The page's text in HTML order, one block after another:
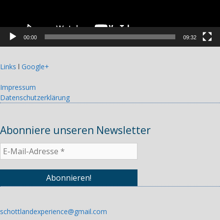
00:00 09:32
Links l Google+
Impressum
Datenschutzerklärung
Abonniere unseren Newsletter
schottlandexperience@gmail.com